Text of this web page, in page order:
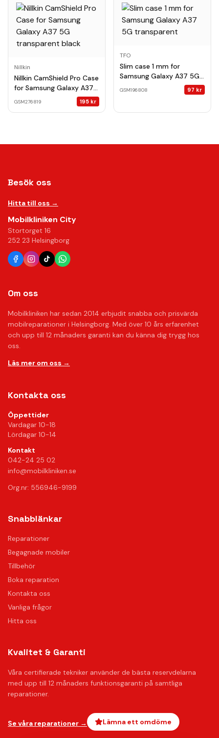
Nillkin
Nillkin CamShield Pro Case
for Samsung Galaxy A37
5G transparent black
GSM276819 195 kr
TFO
Slim case 1 mm for
Samsung Galaxy A37 5G
GSM196808 97 kr
Besök oss
Hitta till oss →
Mobilkliniken City
Stortorget 16
252 23 Helsingborg
Om oss
Mobilkliniken har sedan 2014 erbjudit snabba och prisvärda
mobilreparationer i Helsingborg. Med över 10 års erfarenhet
och upp till 12 månaders garanti kan du känna dig trygg hos
oss.
Läs mer om oss →
Kontakta oss
Öppettider
Vardagar 10-18
Lördagar 10-14
Kontakt
042-24 25 02
info@mobilkliniken.se
Org.nr: 556946-9199
Snabblänkar
Reparationer
Begagnade mobiler
Tillbehör
Boka reparation
Kontakta oss
Vanliga frågor
Hitta oss
Kvalitet & Garanti
Våra certifierade tekniker använder de bästa reservdelarna
med upp till 12 månaders funktionsgaranti på samtliga
reparationer.
Se våra reparationer → Lämna ett omdöme